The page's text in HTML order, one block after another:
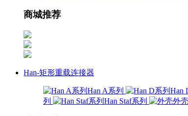
商城推荐
Han-矩形重载连接器
Han A系列 Han
列
Han Staf系列 外壳